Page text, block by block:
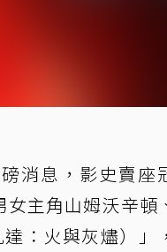
消息，影史賣座
女主角山姆沃辛頓
：火與灰燼）」